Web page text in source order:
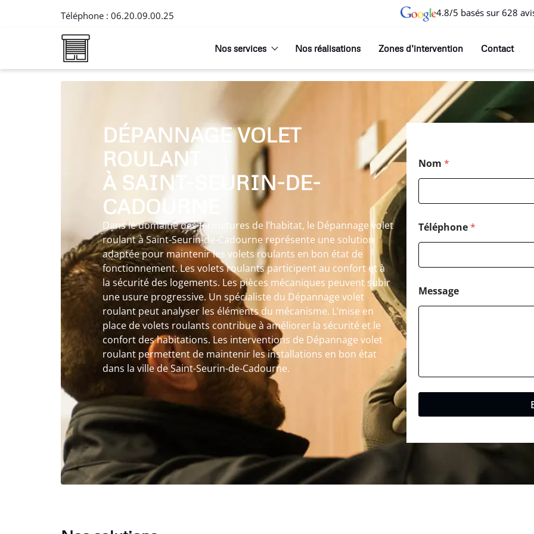
Téléphone : 06.20.09.00.25 4.8/5 basés sur 628
Nos services Nos réalisations Zones d’intervention Contact
DÉPANNAGE VOLET
ROULANT
À SAINT-SEURIN-DE-
CADOURNE
Dans le domaine des fermetures de l’habitat, le Dépannage volet
roulant à Saint-Seurin-de-Cadourne représente une solution
adaptée pour maintenir les volets roulants en bon état de
fonctionnement. Les volets roulants participent au confort et à
la sécurité des logements. Les pièces mécaniques peuvent subir
une usure progressive. Un spécialiste du Dépannage volet
roulant peut analyser les éléments du mécanisme. L’mise en
place de volets roulants contribue à améliorer la sécurité et le
confort des habitations. Les interventions de Dépannage volet
roulant permettent de maintenir les installations en bon état
dans la ville de Saint-Seurin-de-Cadourne.
Nom *
Téléphone*
Message